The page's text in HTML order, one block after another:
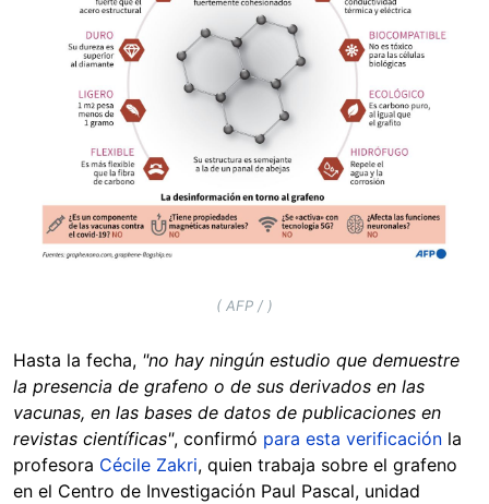
( AFP / )
Hasta la fecha, "no hay ningún estudio que demuestre
la presencia de grafeno o de sus derivados en las
vacunas, en las bases de datos de publicaciones en
revistas científicas", confirmó para esta verificación la
profesora Cécile Zakri, quien trabaja sobre el grafeno
en el Centro de Investigación Paul Pascal, unidad